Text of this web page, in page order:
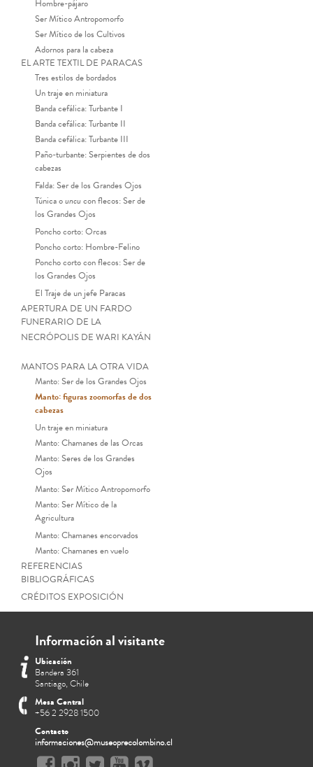
Hombre-pájaro
Ser Mítico Antropomorfo
Ser Mítico de los Cultivos
Adornos para la cabeza
EL ARTE TEXTIL DE PARACAS
Tres estilos de bordados
Un traje en miniatura
Banda cefálica: Turbante I
Banda cefálica: Turbante II
Banda cefálica: Turbante III
Paño-turbante: Serpientes de dos
cabezas
Falda: Ser de los Grandes Ojos
Túnica ouncu con flecos: Ser de
los Grandes Ojos
Poncho corto: Orcas
Poncho corto: Hombre-Felino
Poncho corto con flecos: Ser de
los Grandes Ojos
El Traje de un jefe Paracas
APERTURA DE UN FARDO
FUNERARIO DE LA
NECRÓPOLIS DE WARI KAYÁN
MANTOS PARA LA OTRA VIDA
Manto: Ser de los Grandes Ojos
Manto: figuras zoomorfas de dos
cabezas
Un traje en miniatura
Manto: Chamanes de las Orcas
Manto: Seres de los Grandes
Ojos
Manto: Ser Mítico Antropomorfo
Manto: Ser Mítico de la
Agricultura
Manto: Chamanes encorvados
Manto: Chamanes en vuelo
REFERENCIAS
BIBLIOGRÁFICAS
CRÉDITOS EXPOSICIÓN
Información al visitante
Ubicación
Bandera 361
Santiago, Chile
Mesa Central
+56 2 2928 1500
Contacto
informaciones@museoprecolombino.cl